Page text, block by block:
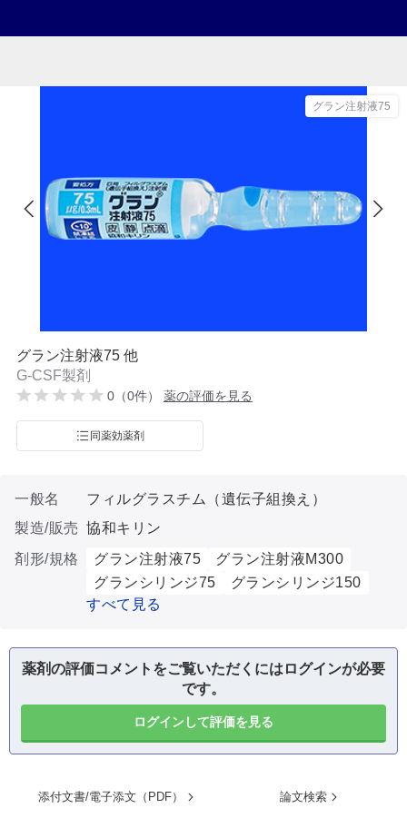
グラン注射液75
グラン注射液75 他
G-CSF製剤
0（0件） 薬の評価を見る
同薬効薬剤
一般名
フィルグラスチム（遺伝子組換え）
製造/販売 協和キリン
剤形/規格
グラン注射液75
グラン注射液M300
グランシリンジ75
グランシリンジ150
すべて見る
薬剤の評価コメントをご覧いただくにはログインが必要
です。
ログインして評価を見る
添付文書/電子添文（PDF） 論文検索